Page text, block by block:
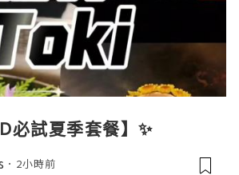
必試夏季套餐】✨
2小時前